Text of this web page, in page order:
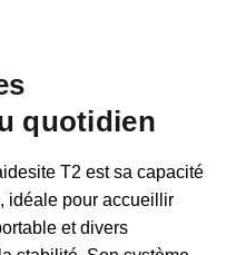
quotidien
T2 est sa capacité
, idéale pour accueillir
et divers